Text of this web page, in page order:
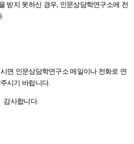
받지 못하신 경우, 인문상담학연구소에 전
면 인문상담학연구소 메일이나 전화로 연
시기 바랍니다.
감사합니다.